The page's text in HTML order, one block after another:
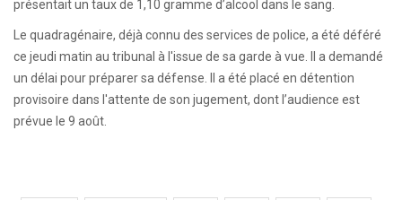
présentait un taux de 1,10 gramme d’alcool dans le sang.
Le quadragénaire, déjà connu des services de police, a été déféré
ce jeudi matin au tribunal à l'issue de sa garde à vue. Il a demandé
un délai pour préparer sa défense. Il a été placé en détention
provisoire dans l'attente de son jugement, dont l’audience est
prévue le 9 août.